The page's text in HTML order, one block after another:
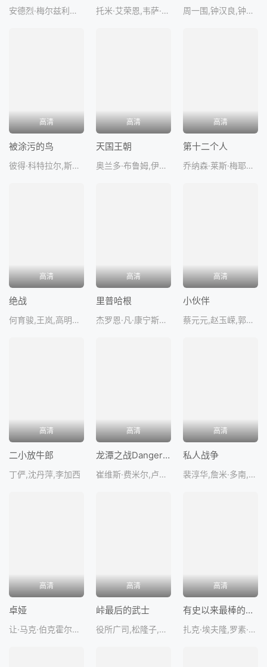
安德烈·梅尔兹利金,叶甫盖尼·齐加诺夫,帕维尔·杰列维扬科,AnnaTsukanova,阿列沙·嘉博索 托米·艾荣恩,韦萨·维耶里科,JussiNikkilä,MarttiSuosalo,亚尼·沃拉 周一围,钟汉良,钟楚曦,王迅,王
高清
被涂污的鸟
彼得·科特拉尔,斯特兰·斯卡斯加德,哈威·凯特尔,巴里·佩珀,朱利安·山德
高清
天国王朝
奥兰多·布鲁姆,伊娃·格林,爱德华·诺顿,连姆·尼森,麦克·
高清
第十二个人
乔纳森·莱斯·梅耶斯,托马斯·古勒斯塔德,玛丽·布洛克胡斯,维加·霍尔,马丁·基弗
高清
绝战
何育骏,王岚,高明升,胡子健,吕文
高清
里普哈根
杰罗恩·凡·康宁斯伯格,丽莎·紫微尔曼,安娜·拉德斯韦德,休·史密特,布里特·拉格
高清
小伙伴
蔡元元,赵玉嵘,郭允泰,齐衡,吴
高清
二小放牛郎
丁俨,沈丹萍,李加西
高清
龙潭之战DangerCloseTheBattleofLongTan
崔维斯·费米尔,卢克·布雷西,理查德·劳斯伯格,丹尼尔·韦伯
高清
私人战争
裴淳华,詹米·多南,汤姆·霍兰德尔,斯坦利·图齐,安东尼萨桑·杰苏萨
高清
卓娅
让·马克·伯克霍尔兹,AnastasiaMishina,MindaugasPapinigis
高清
峠最后的武士
役所广司,松隆子,田中泯,香川京子,佐佐木藏之介
高清
有史以来最棒的啤酒运送TheGreatestBeerRunEver
扎克·埃夫隆,罗素·克劳,比尔·默瑞,凯尔·艾伦,杰克·皮克